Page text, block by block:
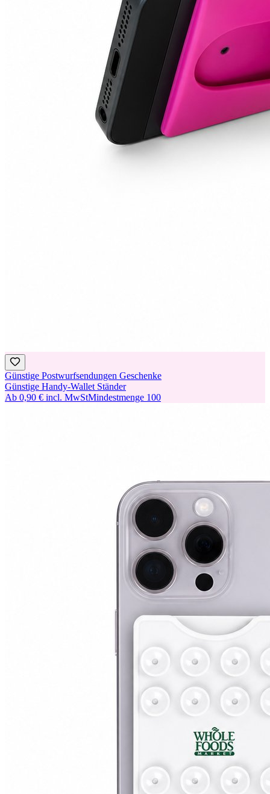
Günstige Postwurfsendungen Geschenke
Günstige Handy-Wallet Ständer
Ab 0,90 € incl. MwStMindestmenge 100